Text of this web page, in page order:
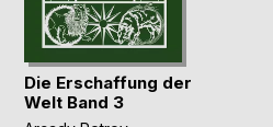
Die Erschaffung der
Welt Band 3